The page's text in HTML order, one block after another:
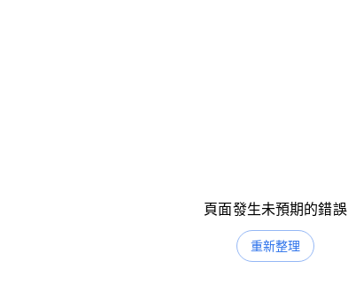
頁面發生未預期的錯誤
重新整理